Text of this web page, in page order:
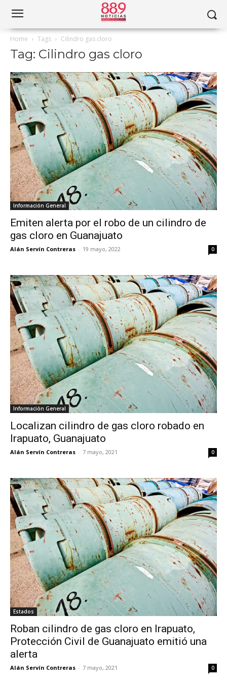
Home Tags Cilindro gas cloro
Tag: Cilindro gas cloro
Información General
Emiten alerta por el robo de un cilindro de
gas cloro en Guanajuato
Alán Servín Contreras - 19 mayo, 2022 0
Información General
Localizan cilindro de gas cloro robado en
Irapuato, Guanajuato
Alán Servín Contreras - 7 mayo, 2021 0
Estados
Roban cilindro de gas cloro en Irapuato,
Protección Civil de Guanajuato emitió una
alerta
Alán Servín Contreras - 7 mayo, 2021 0